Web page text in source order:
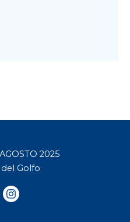
2025
del Golfo